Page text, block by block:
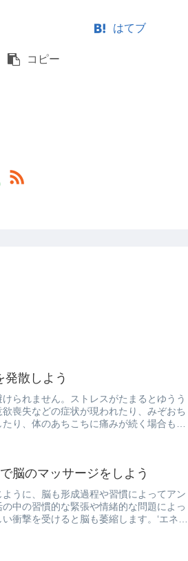
はてブ
コピー
発散しよう
られません。ストレスがたまるとゆうう
喪失などの症状が現われたり、みぞおち
り、体のあちこちに痛みが続く場合もあ
脳のマッサージをしよう
うに、脳も形成過程や習慣によってアン
中の習慣的な緊張や情緒的な問題によっ
衝撃を受けると脳も萎縮します。‘エネル